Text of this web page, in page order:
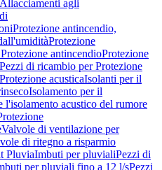
Allacciamenti agli
Protezione antincendio,
Protezione
antincendioProtezione
Pezzi di ricambio per Protezione
Protezione acusticaIsolanti per il
Isolamento per il
l'isolamento acustico del rumore
Valvole di ventilazione per
di ritegno a risparmio
PluviaImbuti per pluvialiPezzi di
per pluviali fino a 12 l/sPezzi